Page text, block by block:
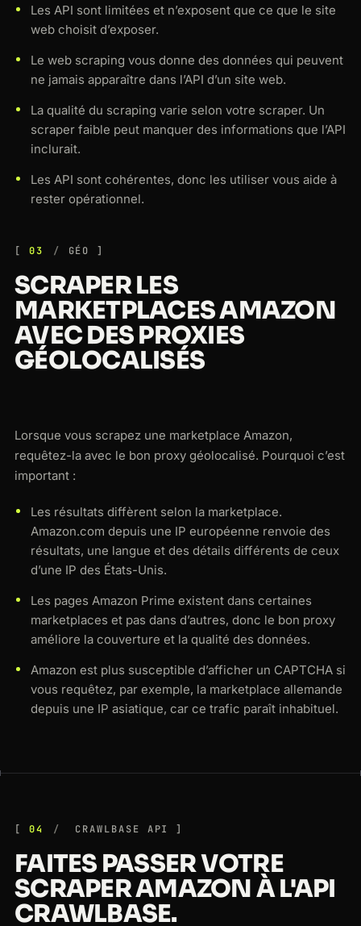
Les API sont limitées et n’exposent que ce que le site
web choisit d’exposer.
Le web scraping vous donne des données qui peuvent
ne jamais apparaître dans l’API d’un site web.
La qualité du scraping varie selon votre scraper. Un
scraper faible peut manquer des informations que l’API
inclurait.
Les API sont cohérentes, donc les utiliser vous aide à
rester opérationnel.
03 GÉO
SCRAPER LES
MARKETPLACES AMAZON
AVEC DES PROXIES
GÉOLOCALISÉS
Lorsque vous scrapez une marketplace Amazon,
requêtez-la avec le bon proxy géolocalisé. Pourquoi c’est
important :
Les résultats diffèrent selon la marketplace.
Amazon.com depuis une IP européenne renvoie des
résultats, une langue et des détails différents de ceux
d’une IP des États-Unis.
Les pages Amazon Prime existent dans certaines
marketplaces et pas dans d’autres, donc le bon proxy
améliore la couverture et la qualité des données.
Amazon est plus susceptible d’afficher un CAPTCHA si
vous requêtez, par exemple, la marketplace allemande
depuis une IP asiatique, car ce trafic paraît inhabituel.
04 CRAWLBASE API
FAITES PASSER VOTRE
SCRAPER AMAZON À L'API
CRAWLBASE.